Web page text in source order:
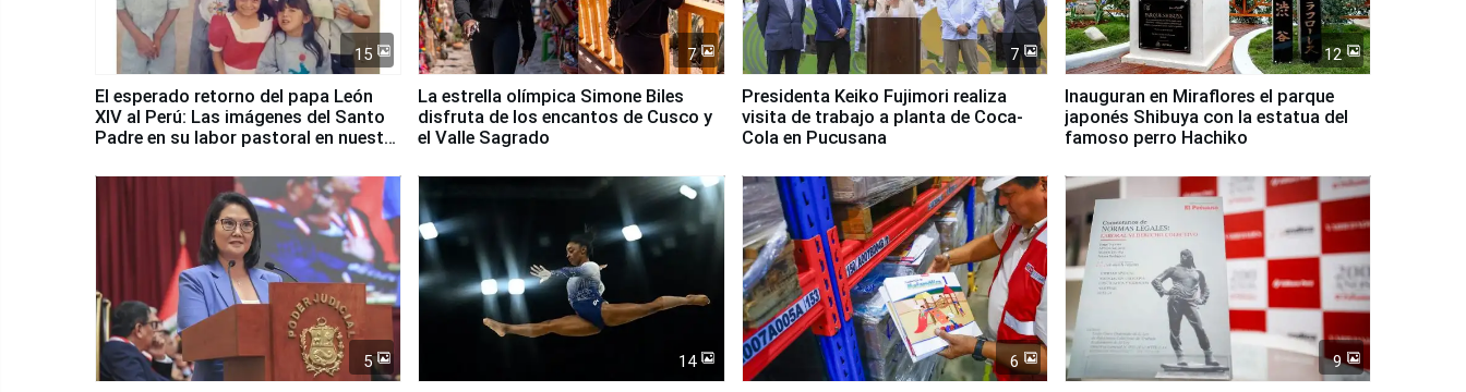
15
El esperado retorno del papa León
XIV al Perú: Las imágenes del Santo
Padre en su labor pastoral en nuestro
7
La estrella olímpica Simone Biles
disfruta de los encantos de Cusco y
el Valle Sagrado
7
Presidenta Keiko Fujimori realiza
visita de trabajo a planta de Coca-
Cola en Pucusana
12
Inauguran en Miraflores el parque
japonés Shibuya con la estatua del
famoso perro Hachiko
5 14 6 9